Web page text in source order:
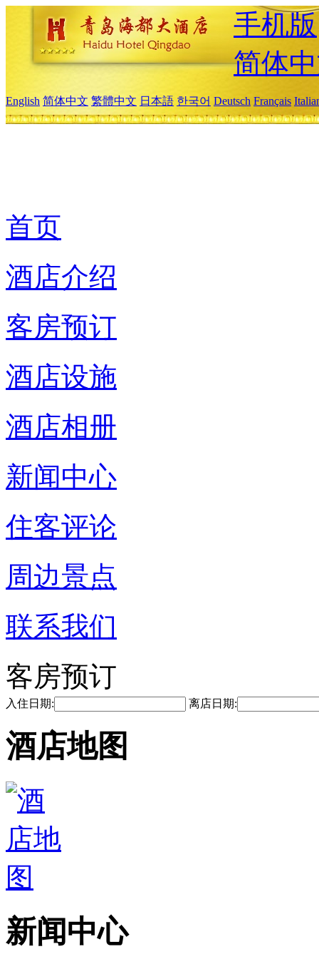
手机版
简体
English 简体中文 繁體中文 日本語 한국어 Deutsch Français
首页
酒店介绍
客房预订
酒店设施
酒店相册
新闻中心
住客评论
周边景点
联系我们
客房预订
入住日期: 离店日期:
酒店地图
新闻中心